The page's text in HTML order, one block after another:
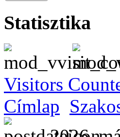
Statisztika
Visitors
Címlap